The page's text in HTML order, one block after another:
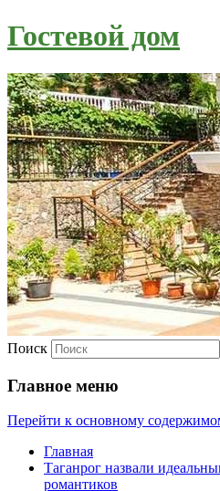
Гостевой дом
Поиск
Главное меню
Перейти к основному
Главная
Таганрог назвали
романтиков